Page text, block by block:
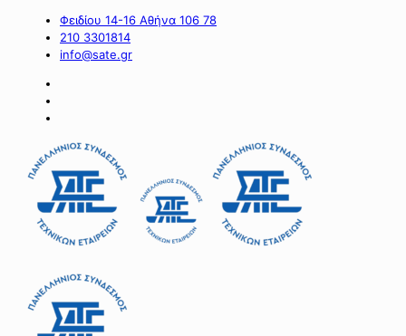
Φειδίου 14-16 Αθήνα 106 78
210 3301814
info@sate.gr